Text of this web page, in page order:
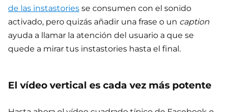
de las instastories se consumen con el sonido
activado, pero quizás añadir una frase o un caption
ayuda a llamar la atención del usuario a que se
quede a mirar tus instastories hasta el final.
El vídeo vertical es cada vez más potente